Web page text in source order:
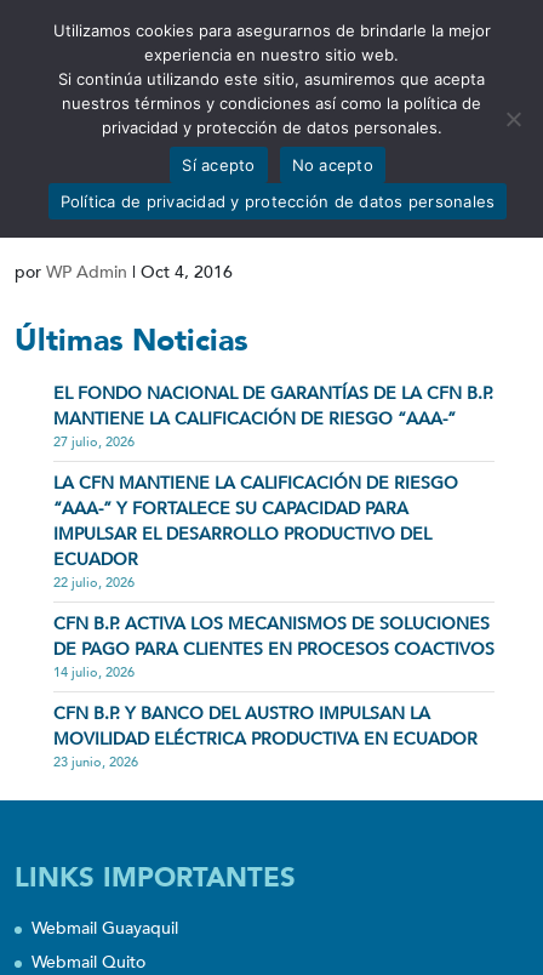
Abrir barra de herramientas
Certificado Calificación de Riesgo
Global de Fortaleza Financiera
por WP Admin | Oct 4, 2016
Últimas Noticias
EL FONDO NACIONAL DE GARANTÍAS DE LA CFN B.P.
MANTIENE LA CALIFICACIÓN DE RIESGO “AAA-”
27 julio, 2026
LA CFN MANTIENE LA CALIFICACIÓN DE RIESGO
“AAA-” Y FORTALECE SU CAPACIDAD PARA
IMPULSAR EL DESARROLLO PRODUCTIVO DEL
ECUADOR
22 julio, 2026
CFN B.P. ACTIVA LOS MECANISMOS DE SOLUCIONES
DE PAGO PARA CLIENTES EN PROCESOS COACTIVOS
14 julio, 2026
CFN B.P. Y BANCO DEL AUSTRO IMPULSAN LA
MOVILIDAD ELÉCTRICA PRODUCTIVA EN ECUADOR
23 junio, 2026
LINKS IMPORTANTES
Webmail Guayaquil
Webmail Quito
Utilizamos cookies para asegurarnos de brindarle la mejor
experiencia en nuestro sitio web.
Si continúa utilizando este sitio, asumiremos que acepta
nuestros términos y condiciones así como la política de
privacidad y protección de datos personales.
Sí acepto
No acepto
Política de privacidad y protección de datos personales